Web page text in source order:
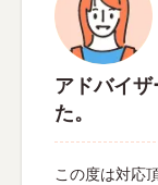
アドバイ
た。
この度は対応